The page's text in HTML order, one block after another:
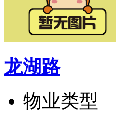
龙湖路
物业类型